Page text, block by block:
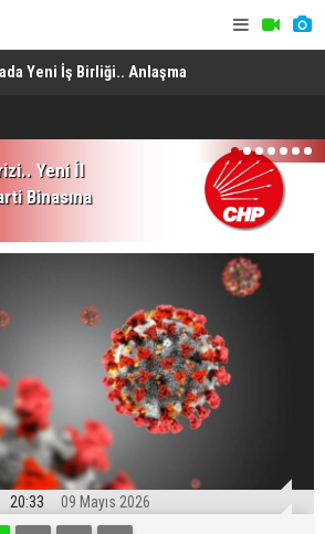
Yeni İş Birliği.. Anlaşma
Zirvede İmzalandı!
Yeni İl
Binasına
1 2 3 4 5 6 7
20:33 09 Mayıs 2026